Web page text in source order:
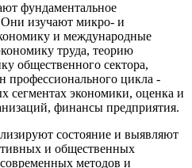
фундаментальное
Они изучают микро- и
и международные
труда, теорию
общественного сектора,
профессионального цикла -
сегментах экономики, оценка и
финансы предприятия.
состояние и выявляют
и общественных
методов и